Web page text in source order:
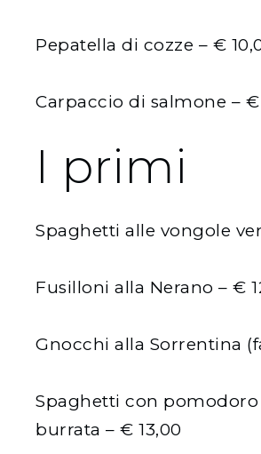
Pepatella di cozze – €
Carpaccio di salmone – €
I primi
Spaghetti alle vongole
Fusilloni alla Nerano – €
Gnocchi alla Sorrentina
Spaghetti con pomodoro
burrata – € 13,00